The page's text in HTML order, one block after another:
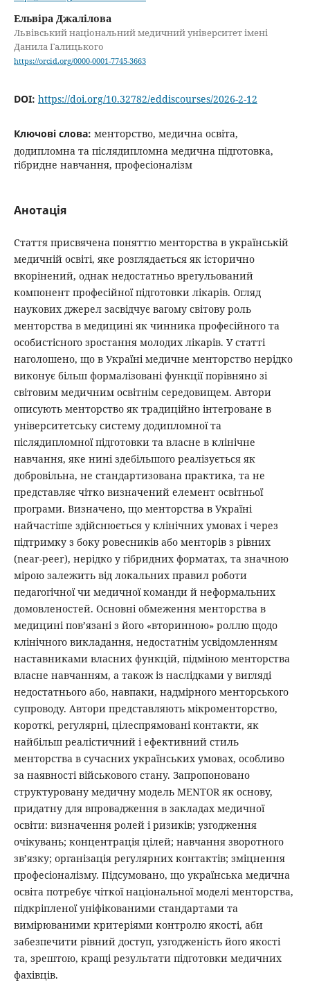
Ельвіра Джалілова
Львівський національний медичний університет імені
Данила Галицького
https://orcid.org/0000-0001-7745-3663
DOI: https://doi.org/10.32782/eddiscourses/2026-2-12
Ключові слова: менторство, медична освіта,
додипломна та післядипломна медична підготовка,
гібридне навчання, професіоналізм
Анотація
Стаття присвячена поняттю менторства в українській
медичній освіті, яке розглядається як історично
вкорінений, однак недостатньо врегульований
компонент професійної підготовки лікарів. Огляд
наукових джерел засвідчує вагому світову роль
менторства в медицині як чинника професійного та
особистісного зростання молодих лікарів. У статті
наголошено, що в Україні медичне менторство нерідко
виконує більш формалізовані функції порівняно зі
світовим медичним освітнім середовищем. Автори
описують менторство як традиційно інтегроване в
університетську систему додипломної та
післядипломної підготовки та власне в клінічне
навчання, яке нині здебільшого реалізується як
добровільна, не стандартизована практика, та не
представляє чітко визначений елемент освітньої
програми. Визначено, що менторства в Україні
найчастіше здійснюється у клінічних умовах і через
підтримку з боку ровесників або менторів з рівних
(near-peer), нерідко у гібридних форматах, та значною
мірою залежить від локальних правил роботи
педагогічної чи медичної команди й неформальних
домовленостей. Основні обмеження менторства в
медицині пов’язані з його «вторинною» роллю щодо
клінічного викладання, недостатнім усвідомленням
наставниками власних функцій, підміною менторства
власне навчанням, а також із наслідками у вигляді
недостатнього або, навпаки, надмірного менторського
супроводу. Автори представляють мікроменторство,
короткі, регулярні, цілеспрямовані контакти, як
найбільш реалістичний і ефективний стиль
менторства в сучасних українських умовах, особливо
за наявності військового стану. Запропоновано
структуровану медичну модель MENTOR як основу,
придатну для впровадження в закладах медичної
освіти: визначення ролей і ризиків; узгодження
очікувань; концентрація цілей; навчання зворотного
зв’язку; організація регулярних контактів; зміцнення
професіоналізму. Підсумовано, що українська медична
освіта потребує чіткої національної моделі менторства,
підкріпленої уніфікованими стандартами та
вимірюваними критеріями контролю якості, аби
забезпечити рівний доступ, узгодженість його якості
та, зрештою, кращі результати підготовки медичних
фахівців.